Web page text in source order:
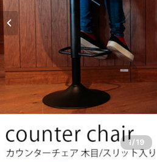
1 /19